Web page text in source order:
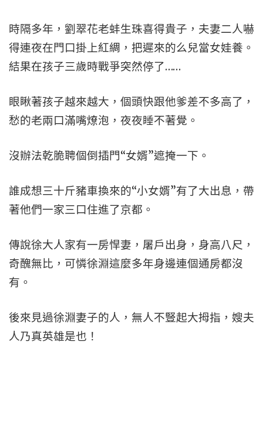
時隔多年，劉翠花老蚌生珠喜得貴子，夫妻二人嚇
得連夜在門口掛上紅綢，把遲來的么兒當女娃養。
結果在孩子三歲時戰爭突然停了……
眼瞅著孩子越來越大，個頭快跟他爹差不多高了，
愁的老兩口滿嘴燎泡，夜夜睡不著覺。
沒辦法乾脆聘個倒插門“女婿”遮掩一下。
誰成想三十斤豬車換來的“小女婿”有了大出息，帶
著他們一家三口住進了京都。
傳說徐大人家有一房悍妻，屠戶出身，身高八尺，
奇醜無比，可憐徐淵這麼多年身邊連個通房都沒
有。
後來見過徐淵妻子的人，無人不豎起大拇指，嫂夫
人乃真英雄是也！